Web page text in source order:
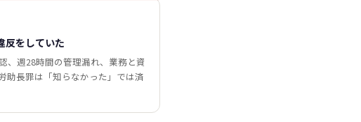
反をしていた
、週28時間の管理漏れ、業務と資
長罪は「知らなかった」では済